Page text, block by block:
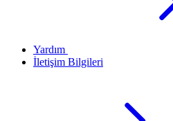
Yardım
İletişim Bilgileri